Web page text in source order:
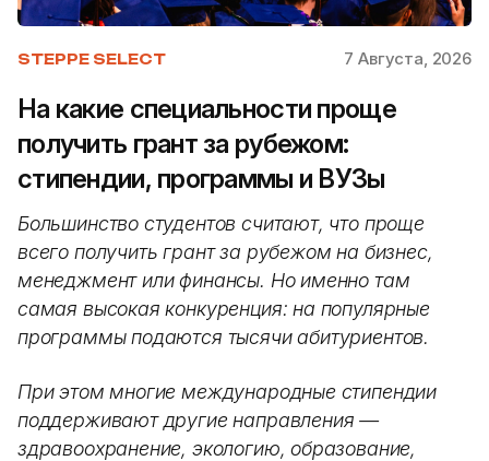
STEPPE SELECT 7 Августа, 2026
На какие специальности проще
получить грант за рубежом:
стипендии, программы и ВУЗы
Большинство студентов считают, что проще
всего получить грант за рубежом на бизнес,
менеджмент или финансы. Но именно там
самая высокая конкуренция: на популярные
программы подаются тысячи абитуриентов.
При этом многие международные стипендии
поддерживают другие направления —
здравоохранение, экологию, образование,